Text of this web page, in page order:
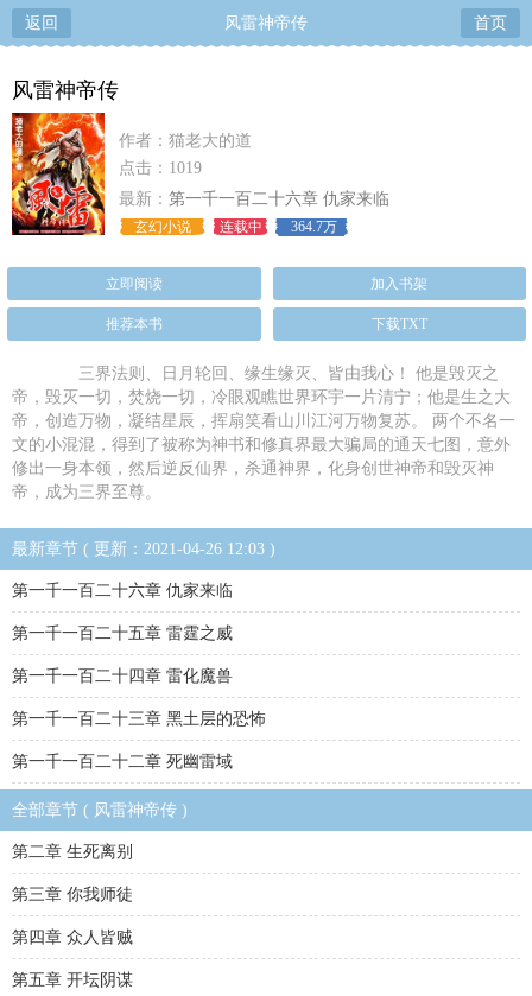
返回 风雷神帝传 首页
风雷神帝传
作者：猫老大的道
点击：1019
最新： 第一千一百二十六章 仇家来临
玄幻小说 连载中 364.7万
立即阅读 加入书架
推荐本书 下载TXT
三界法则、日月轮回、缘生缘灭、皆由我心！ 他是毁灭之
帝，毁灭一切，焚烧一切，冷眼观瞧世界环宇一片清宁；他是生之大
帝，创造万物，凝结星辰，挥扇笑看山川江河万物复苏。 两个不名一
文的小混混，得到了被称为神书和修真界最大骗局的通天七图，意外
修出一身本领，然后逆反仙界，杀通神界，化身创世神帝和毁灭神
帝，成为三界至尊。
最新章节 ( 更新：2021-04-26 12:03 )
第一千一百二十六章 仇家来临
第一千一百二十五章 雷霆之威
第一千一百二十四章 雷化魔兽
第一千一百二十三章 黑土层的恐怖
第一千一百二十二章 死幽雷域
全部章节 ( 风雷神帝传 )
第二章 生死离别
第三章 你我师徒
第四章 众人皆贼
第五章 开坛阴谋